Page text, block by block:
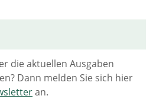
die aktuellen Ausgaben
Dann melden Sie sich hier
an.